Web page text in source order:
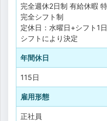
完全週休2日制 有給休暇
完全シフト制
定休日：水曜日+シフト1
シフトにより決定
年間休日
115日
雇用形態
正社員